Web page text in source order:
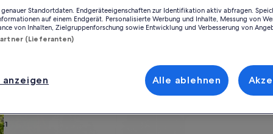
angezeigt.
3 4 5 6 7 8 9
10 11 12
23
30
31
7 8 9
21 22
28 29
in Altstadt von Baden Baden, die für einen
dir all die Annehmlichkeiten, die du dir für deinen Aufenthalt
bezüglich der Rauchpräferenzen suchst, wirst du das finden, was
deinem Geschmack
oder Apartments
Standortdaten. Endgeräteeigenschaften zur Identifikation aktiv abfragen.
auf einem Endgerät. Personalisierte Werbung und Inhalte, Messung von
von Inhalten, Zielgruppenforschung sowie Entwicklung und Verbesserung von
(Lieferanten)
Alle ablehnen